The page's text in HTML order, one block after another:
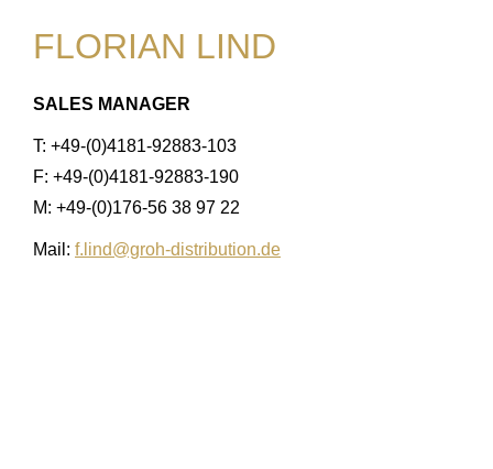
FLORIAN LIND
SALES MANAGER
T: +49-(0)4181-92883-103
F: +49-(0)4181-92883-190
M: +49-(0)176-56 38 97 22
Mail: f.lind@groh-distribution.de